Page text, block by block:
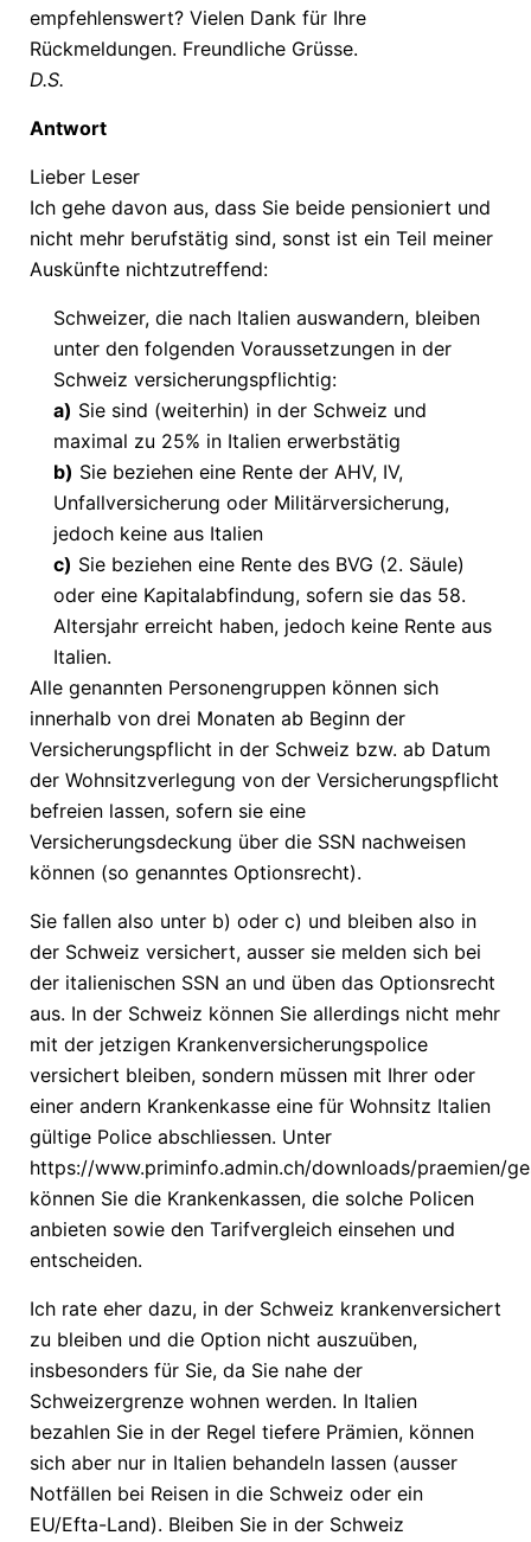
empfehlenswert? Vielen Dank für Ihre
Rückmeldungen. Freundliche Grüsse.
D.S.
Antwort
Lieber Leser
Ich gehe davon aus, dass Sie beide pensioniert und
nicht mehr berufstätig sind, sonst ist ein Teil meiner
Auskünfte nichtzutreffend:
Schweizer, die nach Italien auswandern, bleiben
unter den folgenden Voraussetzungen in der
Schweiz versicherungspflichtig:
a) Sie sind (weiterhin) in der Schweiz und
maximal zu 25% in Italien erwerbstätig
b) Sie beziehen eine Rente der AHV, IV,
Unfallversicherung oder Militärversicherung,
jedoch keine aus Italien
c) Sie beziehen eine Rente des BVG (2. Säule)
oder eine Kapitalabfindung, sofern sie das 58.
Altersjahr erreicht haben, jedoch keine Rente aus
Italien.
Alle genannten Personengruppen können sich
innerhalb von drei Monaten ab Beginn der
Versicherungspflicht in der Schweiz bzw. ab Datum
der Wohnsitzverlegung von der Versicherungspflicht
befreien lassen, sofern sie eine
Versicherungsdeckung über die SSN nachweisen
können (so genanntes Optionsrecht).
Sie fallen also unter b) oder c) und bleiben also in
der Schweiz versichert, ausser sie melden sich bei
der italienischen SSN an und üben das Optionsrecht
aus. In der Schweiz können Sie allerdings nicht mehr
mit der jetzigen Krankenversicherungspolice
versichert bleiben, sondern müssen mit Ihrer oder
einer andern Krankenkasse eine für Wohnsitz Italien
gültige Police abschliessen. Unter
https://www.priminfo.admin.ch/downloads/praemien/
können Sie die Krankenkassen, die solche Policen
anbieten sowie den Tarifvergleich einsehen und
entscheiden.
Ich rate eher dazu, in der Schweiz krankenversichert
zu bleiben und die Option nicht auszuüben,
insbesonders für Sie, da Sie nahe der
Schweizergrenze wohnen werden. In Italien
bezahlen Sie in der Regel tiefere Prämien, können
sich aber nur in Italien behandeln lassen (ausser
Notfällen bei Reisen in die Schweiz oder ein
EU/Efta-Land). Bleiben Sie in der Schweiz